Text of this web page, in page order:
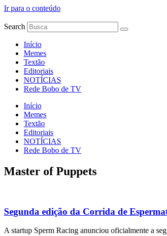
Ir para o conteúdo
Search
Início
Memes
Textão
Editoriais
NOTÍCIAS
Rede Bobo de TV
Início
Memes
Textão
Editoriais
NOTÍCIAS
Rede Bobo de TV
Master of Puppets
Segunda edição da Corrida de
A startup Sperm Racing anunciou oficialmente a